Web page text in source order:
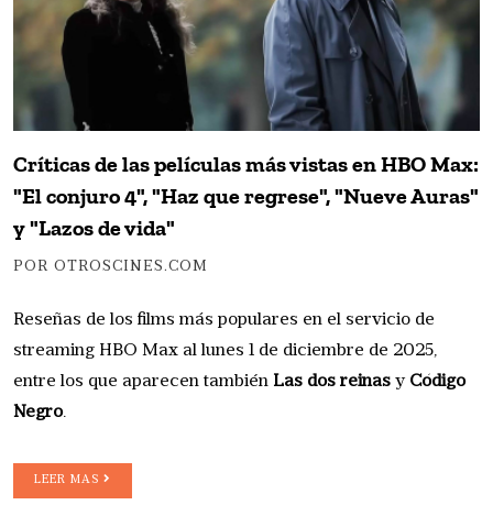
Críticas de las películas más vistas en HBO Max:
"El conjuro 4", "Haz que regrese", "Nueve Auras"
y "Lazos de vida"
POR OTROSCINES.COM
Reseñas de los films más populares en el servicio de
streaming HBO Max al lunes 1 de diciembre de 2025,
entre los que aparecen también Las dos reinas y Código
Negro.
LEER MAS